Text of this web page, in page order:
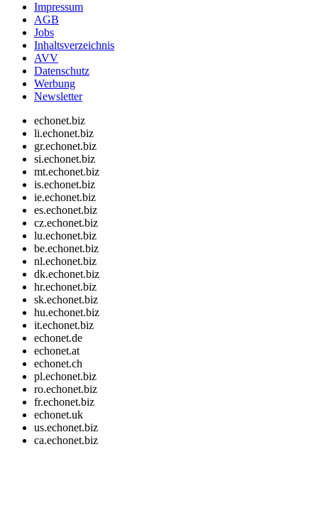
Impressum
AGB
Jobs
Inhaltsverzeichnis
AVV
Datenschutz
Werbung
Newsletter
echonet.biz
li.echonet.biz
gr.echonet.biz
si.echonet.biz
mt.echonet.biz
is.echonet.biz
ie.echonet.biz
es.echonet.biz
cz.echonet.biz
lu.echonet.biz
be.echonet.biz
nl.echonet.biz
dk.echonet.biz
hr.echonet.biz
sk.echonet.biz
hu.echonet.biz
it.echonet.biz
echonet.de
echonet.at
echonet.ch
pl.echonet.biz
ro.echonet.biz
fr.echonet.biz
echonet.uk
us.echonet.biz
ca.echonet.biz